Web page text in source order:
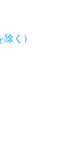
く）